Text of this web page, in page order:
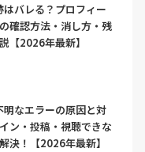
バレる？プロフィー
確認方法・消し方・残
【2026年最新】
なエラーの原因と対
ン・投稿・視聴できな
決！【2026年最新】